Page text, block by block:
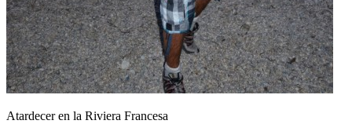
Atardecer en la Riviera Francesa